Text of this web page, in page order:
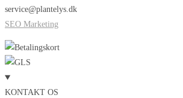
service@plantelys.dk
SEO Marketing
KONTAKT OS